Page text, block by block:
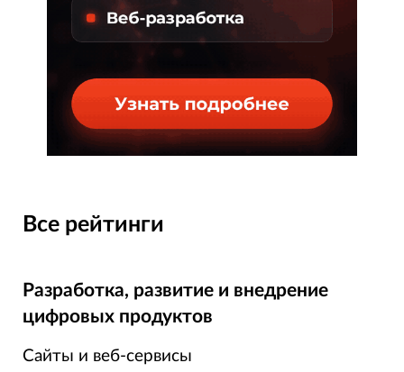
Все рейтинги
Разработка, развитие и внедрение
цифровых продуктов
Сайты и веб-сервисы